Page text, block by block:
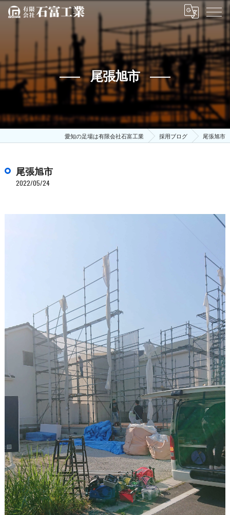
尾張旭市
愛知の足場は有限会社石富工業 採用ブログ 尾張旭市
尾張旭市
2022/05/24